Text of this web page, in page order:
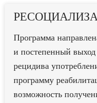
Программа
и постепенный
рецидива
программу
возможность